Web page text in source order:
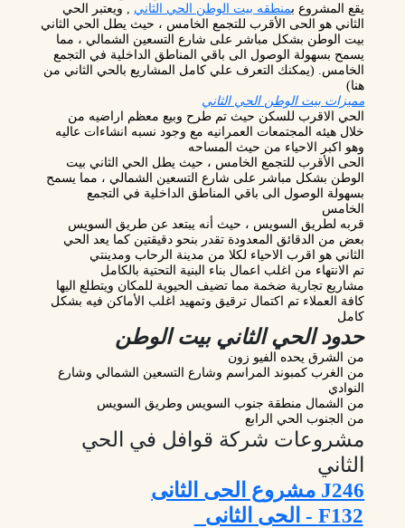
يقع المشروع بمنطقه بيت الوطن الحي الثاني
, ويعتبر الحي
الثاني هو الحى الأقرب للتجمع الخامس ، حيث يطل الحي الثاني
بيت الوطن بشكل مباشر على شارع التسعين الشمالي ، مما
يسمح بسهولة الوصول الى باقي المناطق الداخلية في التجمع
الخامس. (يمكنك التعرف علي كامل المشاريع بالحي الثاني من
هنا)
مميزات بيت الوطن الحي الثاني
الحي الاقرب للسكن حيث تم طرح وبيع معظم اراضيه من
خلال هيئه المجتمعات العمرانيه مع وجود نسبه انشاءات عاليه
وهو اكبر الاحياء من حيث المساحه
الحى الأقرب للتجمع الخامس ، حيث يطل الحي الثاني بيت
الوطن بشكل مباشر على شارع التسعين الشمالي ، مما يسمح
بسهولة الوصول الى باقي المناطق الداخلية في التجمع
الخامس
قربه لطريق السويس ، حيث أنه يبتعد عن طريق السويس
بعض من الدقائق المعدودة تقدر بنحو دقيقتين كما يعد الحي
الثاني هو اقرب الاحياء لكلا من مدينة الرحاب ومدينتي
تم الانتهاء من اغلب اعمال بناء البنية التحتية بالكامل
مشاريع تجارية ضخمة مما تضيف الحيوية للمكان ويتطلع اليها
كافة العملاء تم اكتمال ترقيق وتمهيد اغلب الأماكن فيه بشكل
كامل
حدود الحي الثاني بيت الوطن
من الشرق يحده الفيو زون
من الغرب كمبوند المراسم وشارع التسعين الشمالي وشارع
النوادي
من الشمال منطقة جنوب السويس وطريق السويس
من الجنوب الحي الرابع
مشروعات شركة قوافل في الحي
الثاني
J246 مشروع الحى الثانى
F132 - الحى الثانى